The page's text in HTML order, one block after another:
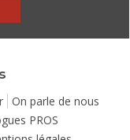
On parle de nous
PROS